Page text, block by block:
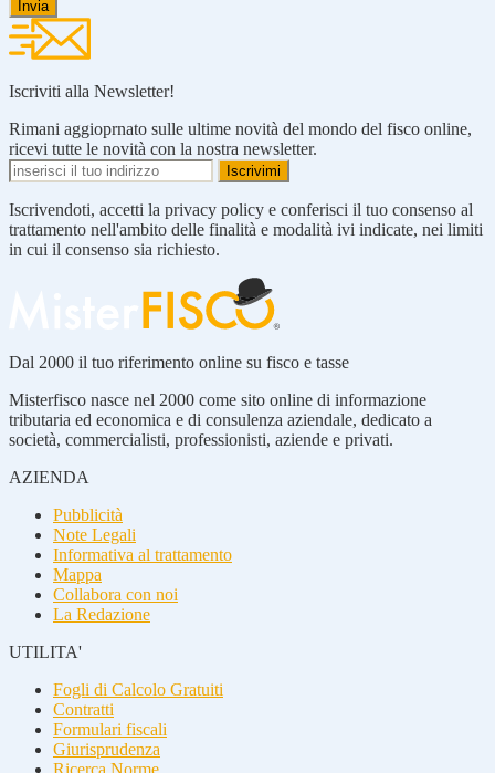
Iscriviti alla Newsletter!
Rimani aggioprnato sulle ultime novità del mondo del fisco online,
ricevi tutte le novità con la nostra newsletter.
Iscrivendoti, accetti la privacy policy e conferisci il tuo consenso al
trattamento nell'ambito delle finalità e modalità ivi indicate, nei limiti
in cui il consenso sia richiesto.
Dal 2000 il tuo riferimento online su fisco e tasse
Misterfisco nasce nel 2000 come sito online di informazione
tributaria ed economica e di consulenza aziendale, dedicato a
società, commercialisti, professionisti, aziende e privati.
AZIENDA
Pubblicità
Note Legali
Informativa al trattamento
Mappa
Collabora con noi
La Redazione
UTILITA'
Fogli di Calcolo Gratuiti
Contratti
Formulari fiscali
Giurisprudenza
Ricerca Norme